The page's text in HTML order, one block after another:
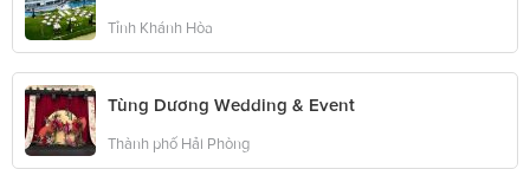
Tỉnh Khánh Hòa
Tùng Dương Wedding & Event
Thành phố Hải Phòng